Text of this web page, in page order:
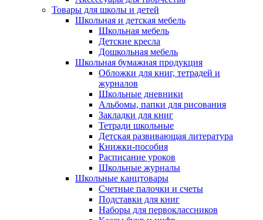
Товары для школы и детей
Школьная и детская мебель
Школьная мебель
Детские кресла
Дошкольная мебель
Школьная бумажная продукция
Обложки для книг, тетрадей и
журналов
Школьные дневники
Альбомы, папки для рисования
Закладки для книг
Тетради школьные
Детская развивающая литература
Книжки-пособия
Расписание уроков
Школьные журналы
Школьные канцтовары
Счетные палочки и счеты
Подставки для книг
Наборы для первоклассников